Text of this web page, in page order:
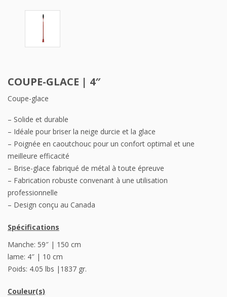
COUPE-GLACE | 4″
Coupe-glace
– Solide et durable
– Idéale pour briser la neige durcie et la glace
– Poignée en caoutchouc pour un confort optimal et une
meilleure efficacité
– Brise-glace fabriqué de métal à toute épreuve
– Fabrication robuste convenant à une utilisation
professionnelle
– Design conçu au Canada
Spécifications
Manche: 59″ | 150 cm
lame: 4″ | 10 cm
Poids: 4.05 lbs |1837 gr.
Couleur(s)